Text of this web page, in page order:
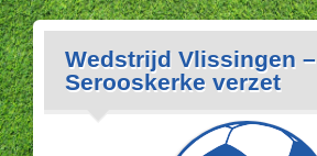
Wedstrijd Vlissingen –
Serooskerke verzet